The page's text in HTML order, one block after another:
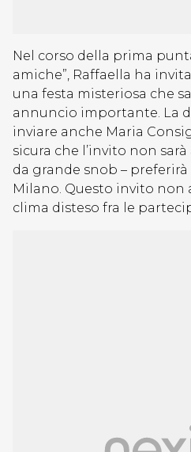
Nel corso della prima
amiche”, Raffaella ha
una festa misteriosa che
annuncio importante. La
inviare anche Maria
sicura che l’invito non
da grande snob –
Milano. Questo invito non
clima disteso fra le